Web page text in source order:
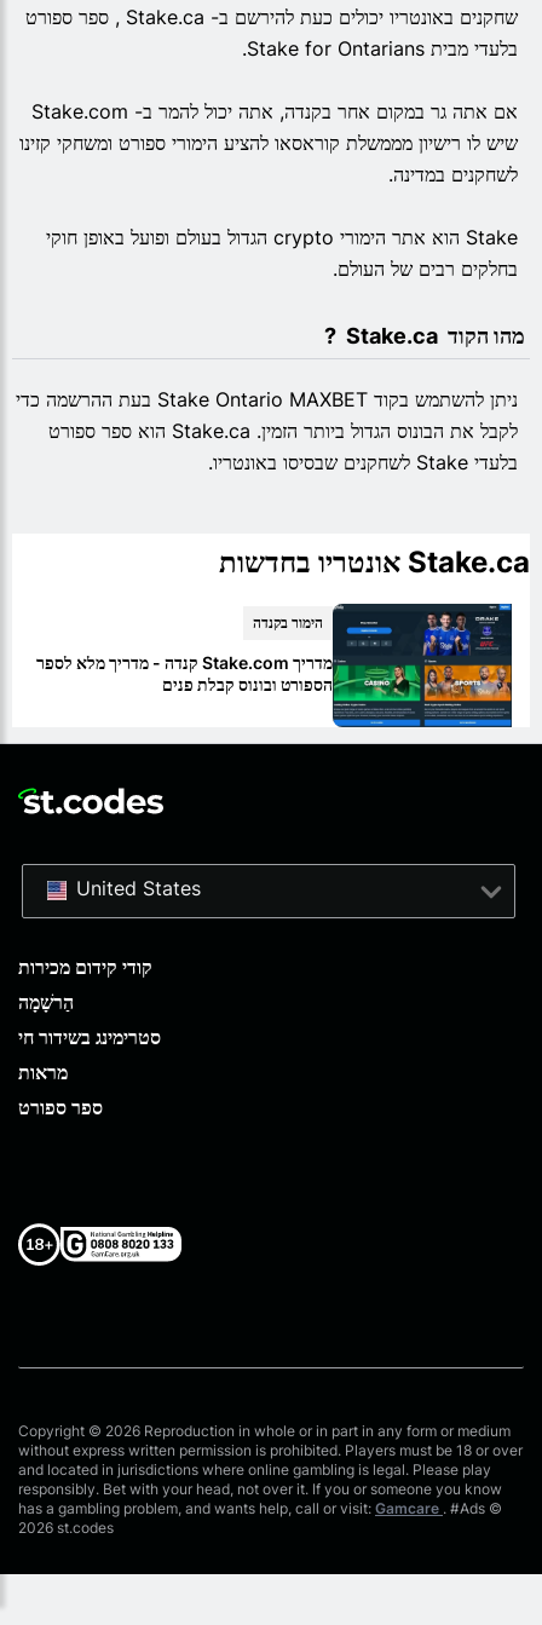
שחקנים באונטריו יכולים כעת להירשם ב- Stake.ca , ספר ספורט
בלעדי מבית Stake for Ontarians.
אם אתה גר במקום אחר בקנדה, אתה יכול להמר ב- Stake.com
שיש לו רישיון מממשלת קוראסאו להציע הימורי ספורט ומשחקי קזינו
לשחקנים במדינה.
Stake הוא אתר הימורי crypto הגדול בעולם ופועל באופן חוקי
בחלקים רבים של העולם.
ניתן להשתמש בקוד Stake Ontario MAXBET בעת ההרשמה כדי
לקבל את הבונוס הגדול ביותר הזמין. Stake.ca הוא ספר ספורט
בלעדי Stake לשחקנים שבסיסו באונטריו.
Stake.ca אונטריו בחדשות
הימור בקנדה
מדריך Stake.com קנדה - מדריך מלא לספר
הספורט ובונוס קבלת פנים
קודי קידום מכירות
הַרשָׁמָה
סטרימינג בשידור חי
מראות
ספר ספורט
United States
Copyright © 2026 Reproduction in whole or in part in any form or medium
without express written permission is prohibited. Players must be 18 or over
and located in jurisdictions where online gambling is legal. Please play
responsibly. Bet with your head, not over it. If you or someone you know
has a gambling problem, and wants help, call or visit: Gamcare . #Ads ©
2026 st.codes